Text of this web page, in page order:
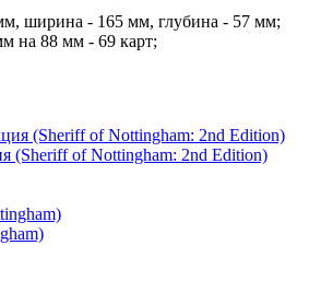
ширина - 165 мм, глубина - 57 мм;
на 88 мм - 69 карт;
(Sheriff of Nottingham: 2nd Edition)